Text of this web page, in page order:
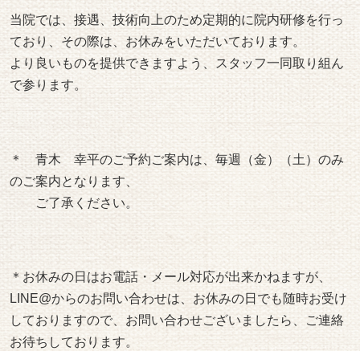
当院では、接遇、技術向上のため定期的に院内研修を行っ
ており、その際は、お休みをいただいております。
より良いものを提供できますよう、スタッフ一同取り組ん
で参ります。
＊ 青木 幸平のご予約ご案内は、毎週（金）（土）のみ
のご案内となります、
ご了承ください。
＊お休みの日はお電話・メール対応が出来かねますが、
LINE@からのお問い合わせは、お休みの日でも随時お受け
しておりますので、お問い合わせございましたら、ご連絡
お待ちしております。